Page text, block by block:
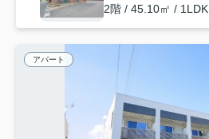
2階 / 45.10㎡ / 1LDK
アパート